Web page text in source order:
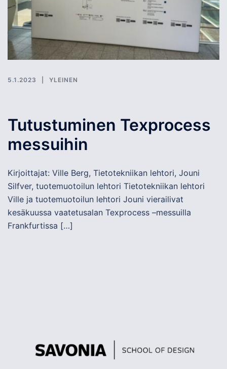
5.1.2023 YLEINEN
Tutustuminen Texprocess
messuihin
Kirjoittajat: Ville Berg, Tietotekniikan lehtori, Jouni
Silfver, tuotemuotoilun lehtori Tietotekniikan lehtori
Ville ja tuotemuotoilun lehtori Jouni vierailivat
kesäkuussa vaatetusalan Texprocess –messuilla
Frankfurtissa […]